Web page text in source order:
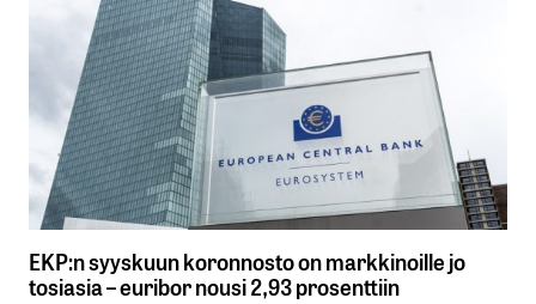
EKP:n syyskuun koronnosto on markkinoille jo
tosiasia – euribor nousi 2,93 prosenttiin